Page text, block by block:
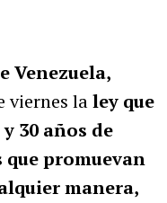
Venezuela,
viernes laley que
30 años de
promuevan
manera,